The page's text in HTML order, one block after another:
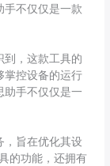
手不仅仅是一款
到，这款工具的
掌控设备的运行
助手不仅仅是一
，旨在优化其设
的功能，还拥有